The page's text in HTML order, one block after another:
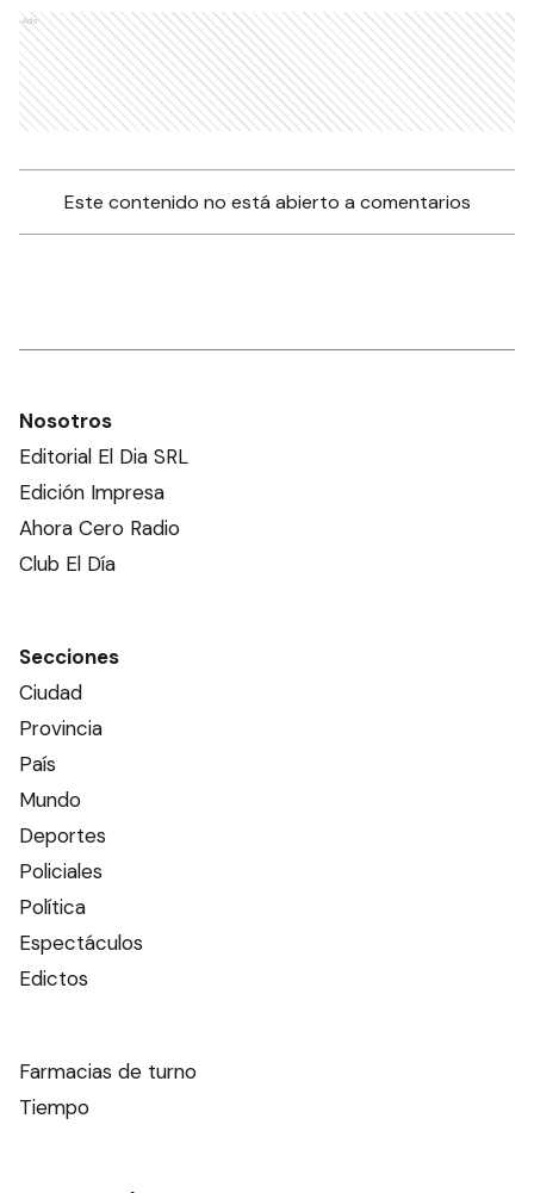
Ads
Este contenido no está abierto a comentarios
Nosotros
Editorial El Dia SRL
Edición Impresa
Ahora Cero Radio
Club El Día
Secciones
Ciudad
Provincia
País
Mundo
Deportes
Policiales
Política
Espectáculos
Edictos
Farmacias de turno
Tiempo